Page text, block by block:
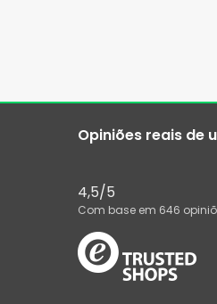
Opiniões reais de
4,5/5
Com base em 646